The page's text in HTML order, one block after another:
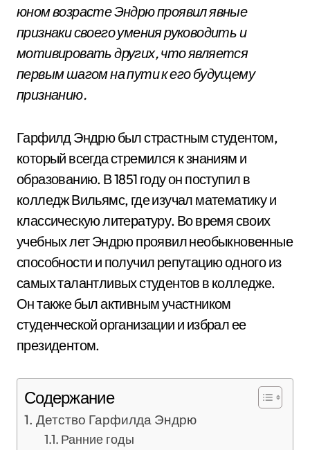
юном возрасте Эндрю проявил явные
признаки своего умения руководить и
мотивировать других, что является
первым шагом на пути к его будущему
признанию.
Гарфилд Эндрю был страстным студентом,
который всегда стремился к знаниям и
образованию. В 1851 году он поступил в
колледж Вильямс, где изучал математику и
классическую литературу. Во время своих
учебных лет Эндрю проявил необыкновенные
способности и получил репутацию одного из
самых талантливых студентов в колледже.
Он также был активным участником
студенческой организации и избрал ее
президентом.
Содержание
Детство Гарфилда Эндрю
Ранние годы